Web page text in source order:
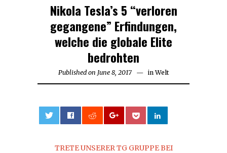
Nikola Tesla’s 5 “verloren
gegangene” Erfindungen,
welche die globale Elite
bedrohten
Published on June 8, 2017May in Welt
TRETE UNSERER TG GRUPPE BEI